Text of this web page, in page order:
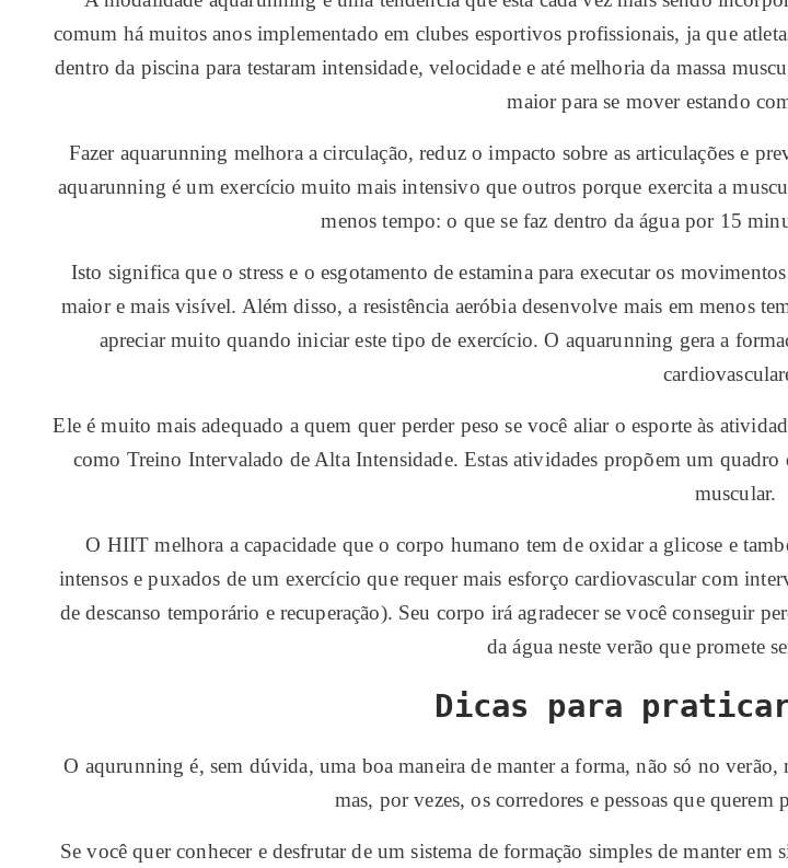
comum há muitos anos implementado em clubes esportivos profissionais, ja que
dentro da piscina para testaram intensidade, velocidade e até melhoria da massa
maior para se mover estando
Fazer aquarunning melhora a circulação, reduz o impacto sobre as articulações e
aquarunning é um exercício muito mais intensivo que outros porque exercita a
menos tempo: o que se faz dentro da água por 15
Isto significa que o stress e o esgotamento de estamina para executar os
maior e mais visível. Além disso, a resistência aeróbia desenvolve mais em menos
apreciar muito quando iniciar este tipo de exercício. O aquarunning gera a
Ele é muito mais adequado a quem quer perder peso se você aliar o esporte às
como Treino Intervalado de Alta Intensidade. Estas atividades propõem um
muscular.
O HIIT melhora a capacidade que o corpo humano tem de oxidar a glicose e
intensos e puxados de um exercício que requer mais esforço cardiovascular com
de descanso temporário e recuperação). Seu corpo irá agradecer se você conseguir
da água neste verão que promete
Dicas para
O aqurunning é, sem dúvida, uma boa maneira de manter a forma, não só no
mas, por vezes, os corredores e pessoas que
Se você quer conhecer e desfrutar de um sistema de formação simples de manter